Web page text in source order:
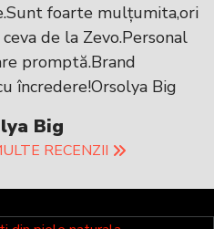
foarte mulțumita,ori
de la Zevo.Personal
promptă.Brand
încredere!Orsolya Big
Big
RECENZII